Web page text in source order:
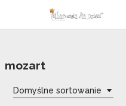
Cart
mozart
Domyślne sortowanie